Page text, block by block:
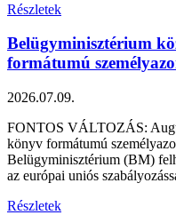
Részletek
Belügyminisztérium
formátumú
2026.07.09.
FONTOS VÁLTOZÁS:
könyv formátumú
Belügyminisztérium (BM)
az európai uniós
Részletek